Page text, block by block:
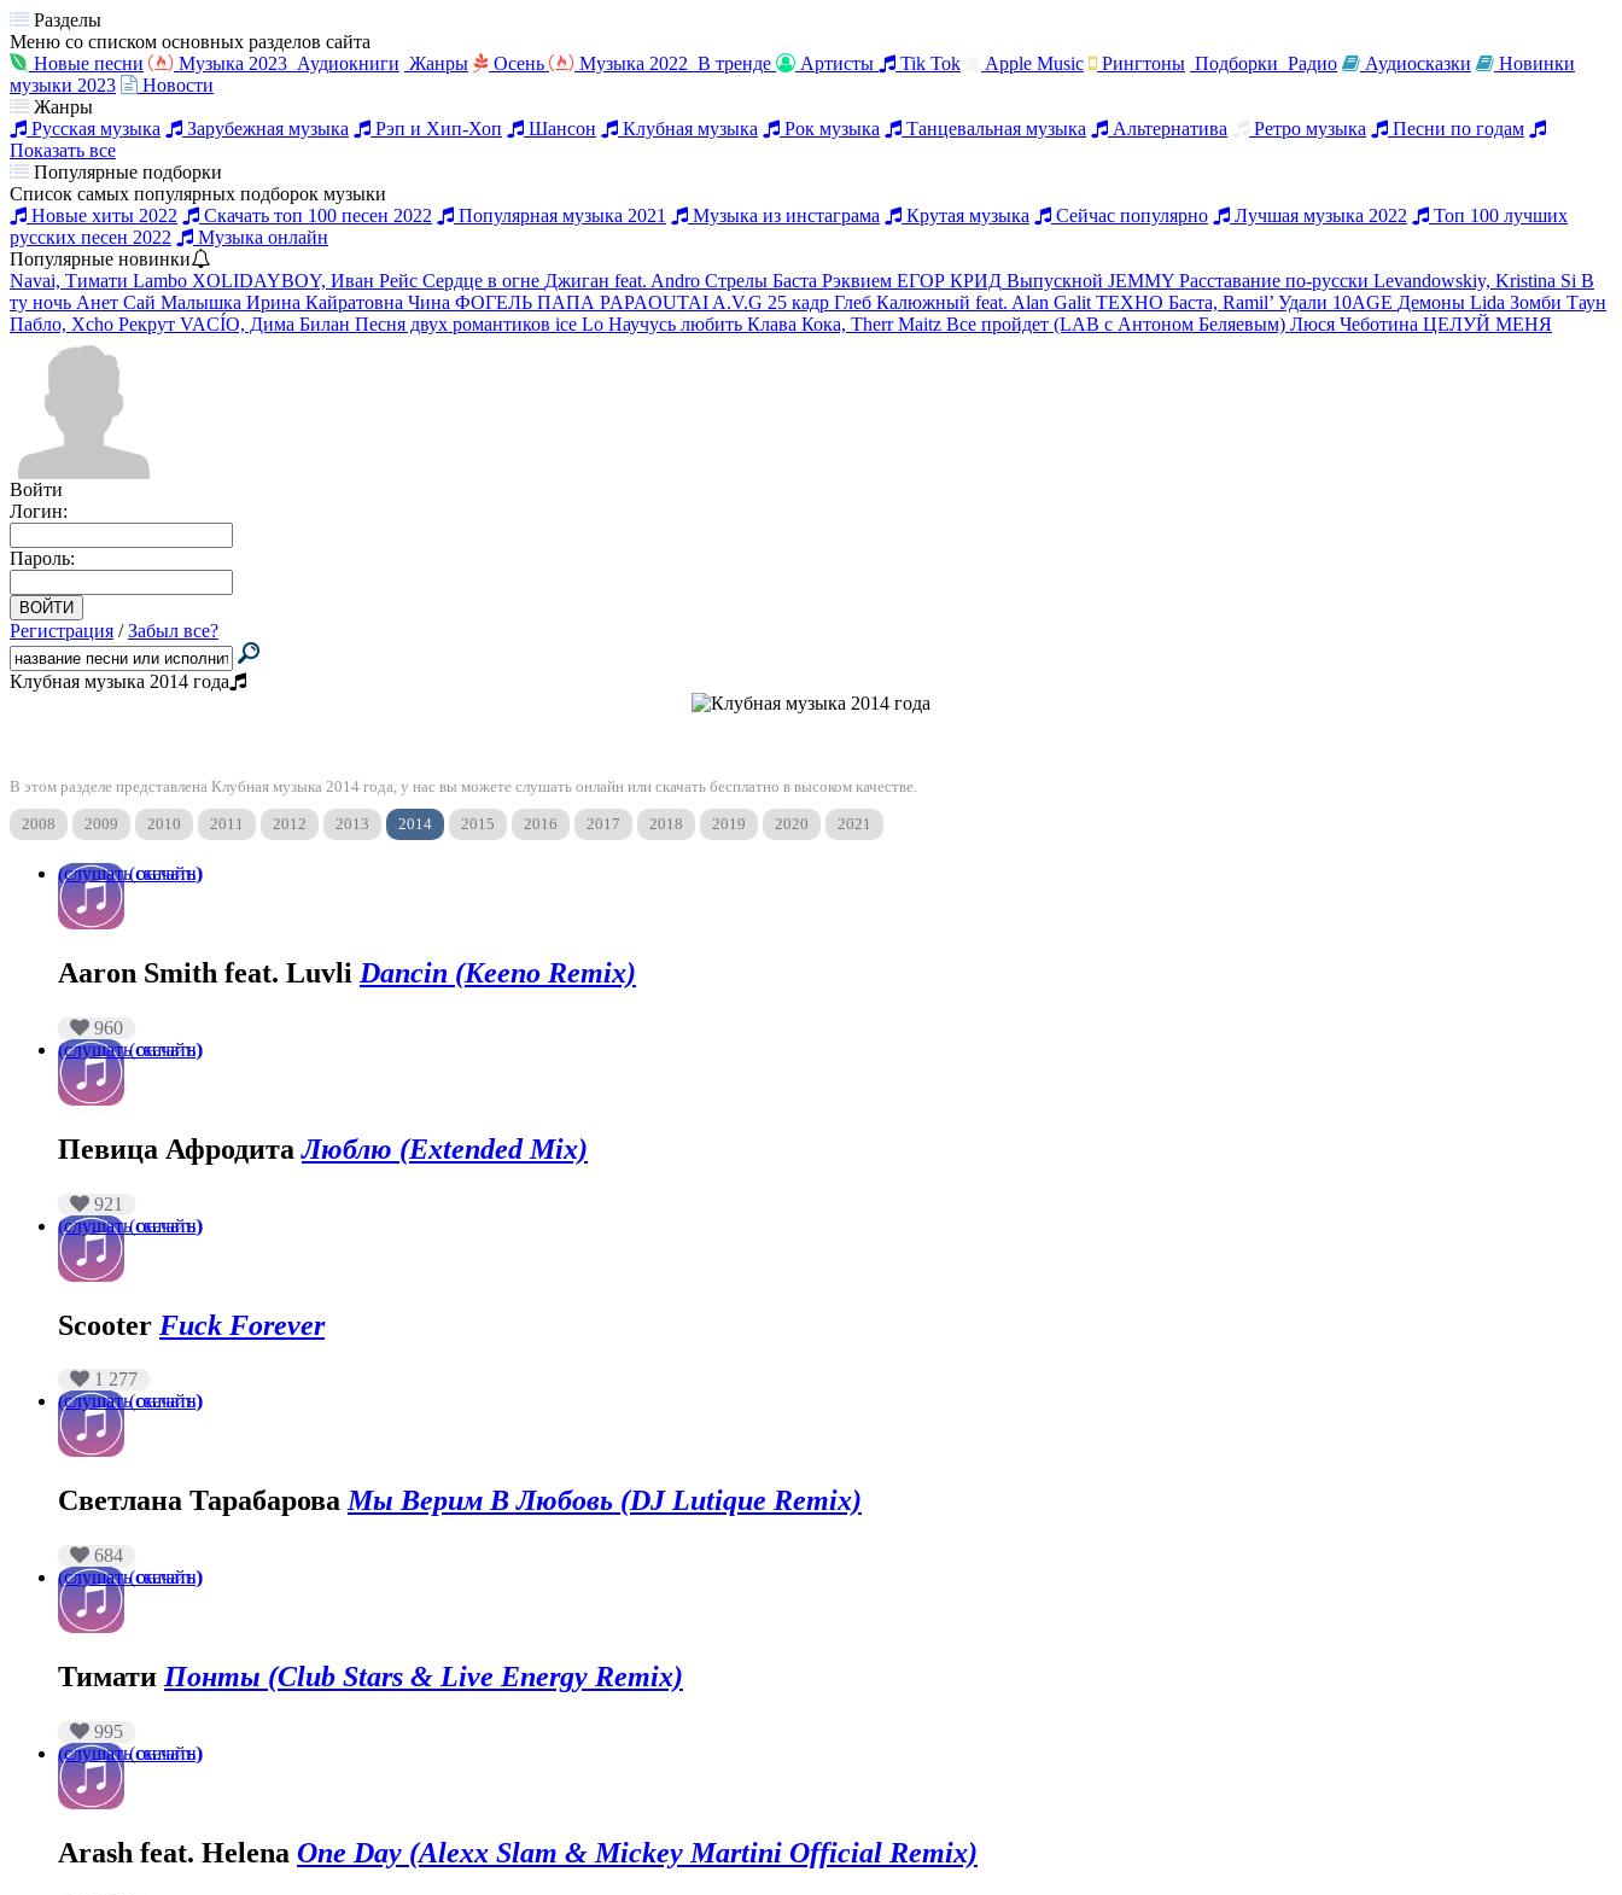
Разделы
Меню со списком основных разделов сайта
Новые песни
Музыка 2023 Аудиокниги Жанры Осень Музыка 2022 В тренде Артисты Tik Tok Apple Music Рингтоны Подборки Радио Аудиосказки
Новинки
музыки 2023
Новости
Жанры
Русская музыка
Зарубежная музыка Рэп и Хип-Хоп Шансон Клубная музыка Рок музыка Танцевальная музыка Альтернатива Ретро музыка
Песни по годам
Показать все
Популярные подборки
Список самых популярных подборок музыки
Новые хиты 2022
Скачать топ 100 песен 2022 Популярная музыка 2021 Музыка из инстаграма Крутая музыка Сейчас популярно Лучшая музыка 2022
Топ 100 лучших
русских песен 2022
Музыка онлайн
Популярные новинки
Navai, Тимати Lambo XOLIDAYBOY, Иван Рейс Сердце в огне Джиган feat. Andro Стрелы Баста Рэквием ЕГОР КРИД Выпускной JEMMY Расставание по-русски Levandowskiy, Kristina Si В
ту ночь Анет Сай Малышка Ирина Кайратовна Чина ФОГЕЛЬ ПАПА PAPAOUTAI A.V.G 25 кадр Глеб Калюжный feat. Alan Galit ТЕХНО Баста, Ramil’ Удали 10AGE Демоны Lida Зомби Таун
Пабло, Xcho Рекрут VACÍO, Дима Билан Песня двух романтиков ice Lo Научусь любить Клава Кока, Therr Maitz Все пройдет (LAB с Антоном Беляевым) Люся Чеботина ЦЕЛУЙ МЕНЯ
Войти
Логин:
Пароль:
Регистрация /Забыл все?
Клубная музыка 2014 года
В этом разделе представлена Клубная музыка 2014 года, у нас вы можете слушать онлайн или скачать бесплатно в высоком качестве.
2008 2009 2010 2011 2012 2013 2014 2015 2016 2017 2018 2019 2020 2021
(слушать онлайн)
(скачать)
Aaron Smith feat. Luvli Dancin (Keeno Remix)
960
(слушать онлайн)
(скачать)
Певица Афродита Люблю (Extended Mix)
921
(слушать онлайн)
(скачать)
Scooter Fuck Forever
1 277
(слушать онлайн)
(скачать)
Светлана Тарабарова Мы Верим В Любовь (DJ Lutique Remix)
684
(слушать онлайн)
(скачать)
Тимати Понты (Club Stars & Live Energy Remix)
995
(слушать онлайн)
(скачать)
Arash feat. Helena One Day (Alexx Slam & Mickey Martini Official Remix)